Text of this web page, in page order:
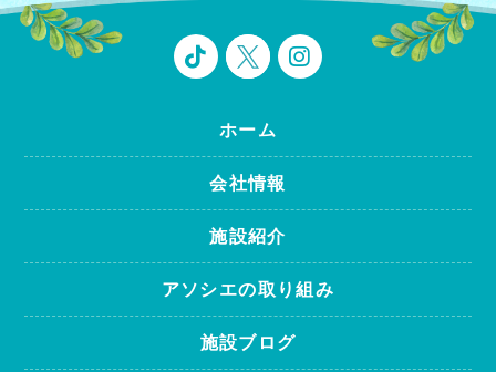
ホーム
会社情報
施設紹介
アソシエの取り組み
施設ブログ